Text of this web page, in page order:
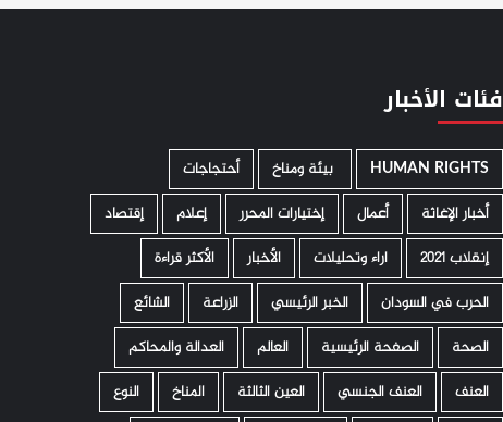
فئات الأخبار
HUMAN RIGHTS ­ بيئة ومناخ
أحتجاجات
أخبار الإغاثة
أعمال إختيارات المحرر إعلام
إقتصاد
إنقلاب 2021
اراء وتحليلات الأخبار
الأكثر قراءة
الحرب في السودان
الخبر الرئيسي الزراعة
الشائع
الصحة
الصفحة الرئيسية العالم
العدالة والمحاكم
العنف
العنف الجنسي العين الثالثة المناخ
النوع